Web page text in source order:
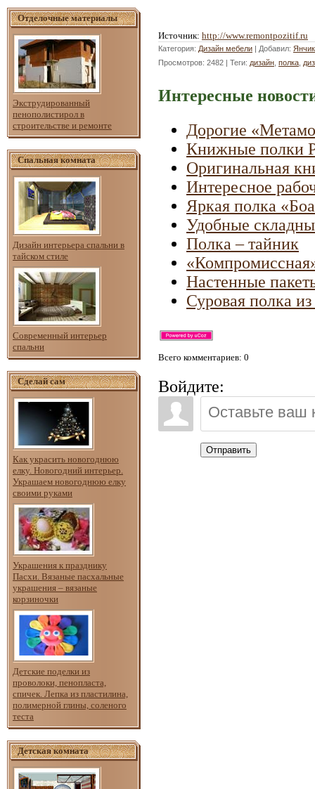
Отделочные материалы
Экструдированный
пенополистирол в
строительстве и ремонте
Спальная комната
Дизайн интерьера спальни в
тайском стиле
Современный интерьер
спальни
Сделай сам
Как украсить новогоднюю
елку. Новогодний интерьер.
Украшаем новогоднюю елку
своими руками
Украшения к празднику
Пасхи. Вязаные пасхальные
украшения – вязаные
корзиночки
Детские поделки из
проволоки, пенопласта,
спичек. Лепка из пластилина,
полимерной глины, соленого
теста
Детская комната
Источник: http://www.remontpozitif.ru
Категория: Дизайн мебели | Добавил: Янчик
Просмотров: 2482 | Теги: дизайн полка
Интересные
Дорогие
Книжные полки
Оригинальная
Интересное
Яркая полка
Удобные
Полка – тайник
Настенные
Суровая полка
Всего комментариев: 0
Войдите:
Отправить